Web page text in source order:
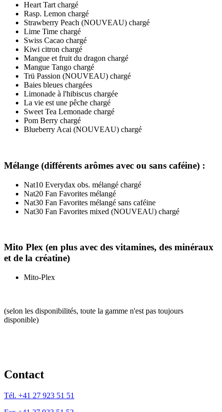
Heart Tart chargé
Rasp. Lemon chargé
Strawberry Peach (NOUVEAU) chargé
Lime Time chargé
Swiss Cacao chargé
Kiwi citron chargé
Mangue et fruit du dragon chargé
Mangue Tango chargé
Trü Passion (NOUVEAU) chargé
Baies bleues chargées
Limonade à l'hibiscus chargée
La vie est une pêche chargé
Sweet Tea Lemonade chargé
Pom Berry chargé
Blueberry Acai (NOUVEAU) chargé
Mélange (différents arômes avec ou sans caféine) :
Nat10 Everydax obs. mélangé chargé
Nat20 Fan Favorites mélangé
Nat30 Fan Favorites mélangé sans caféine
Nat30 Fan Favorites mixed (NOUVEAU) chargé
Mito Plex (en plus avec des vitamines, des minéraux
et de la créatine)
Mito-Plex
(selon les disponibilités, toute la gamme n'est pas toujours
disponible)
Contact
Tél. +41 27 923 51 51